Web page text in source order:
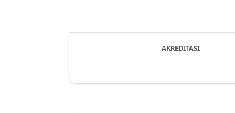
AKREDITASI